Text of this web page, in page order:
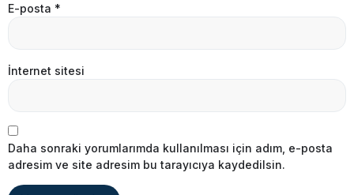
E-posta *
İnternet sitesi
Daha sonraki yorumlarımda kullanılması için adım, e-posta
adresim ve site adresim bu tarayıcıya kaydedilsin.